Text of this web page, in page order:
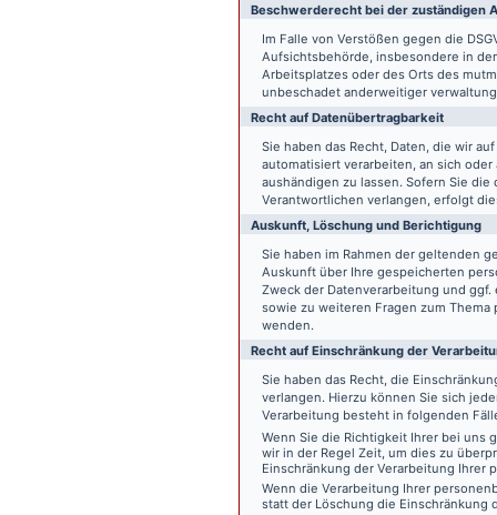
Beschwerde­recht bei der zuständigen
Im Falle von Verstößen gegen die
Aufsichtsbehörde, insbesondere in
Arbeitsplatzes oder des Orts des
unbeschadet anderweitiger
Recht auf Daten­übertrag­barkeit
Sie haben das Recht, Daten, die wir
automatisiert verarbeiten, an sich
aushändigen zu lassen. Sofern Sie
Verantwortlichen verlangen, erfolgt
Auskunft, Löschung und Berichtigung
Sie haben im Rahmen der geltenden
Auskunft über Ihre gespeicherten
Zweck der Datenverarbeitung und
sowie zu weiteren Fragen zum
wenden.
Recht auf Einschränkung der
Sie haben das Recht, die
verlangen. Hierzu können Sie sich
Verarbeitung besteht in folgenden
Wenn Sie die Richtigkeit Ihrer bei
wir in der Regel Zeit, um dies zu
Einschränkung der Verarbeitung Ihrer
Wenn die Verarbeitung Ihrer
statt der Löschung die Einschränkung